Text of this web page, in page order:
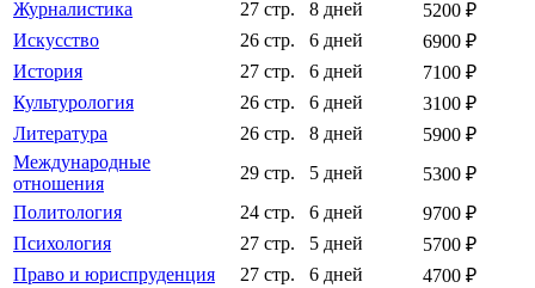
Журналистика 27 стр. 8 дней
5200 ₽
Искусство
26 стр. 6 дней
6900 ₽
История
27 стр. 6 дней
7100 ₽
Культурология
26 стр. 6 дней
3100 ₽
Литература
26 стр. 8 дней
5900 ₽
Международные
отношения
29 стр. 5 дней
5300 ₽
Политология
24 стр. 6 дней
9700 ₽
Психология
27 стр. 5 дней
5700 ₽
Право и юриспруденция
27 стр. 6 дней
4700 ₽